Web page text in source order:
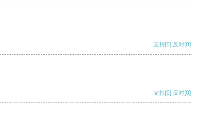
支持[0] 反对[0]
支持[0] 反对[0]